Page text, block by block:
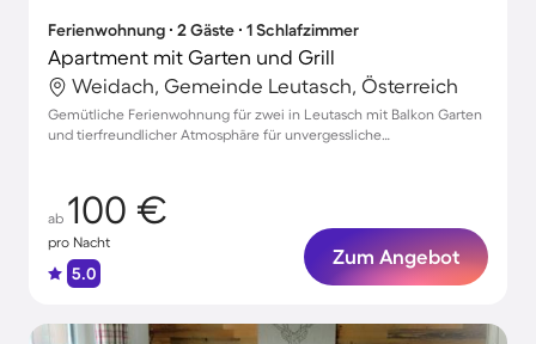
Ferienwohnung ∙ 2 Gäste ∙ 1 Schlafzimmer
Apartment mit Garten und Grill
Weidach, Gemeinde Leutasch, Österreich
Gemütliche Ferienwohnung für zwei in Leutasch mit Balkon Garten
und tierfreundlicher Atmosphäre für unvergessliche
ab 100 €
pro Nacht
5.0
Zum Angebot